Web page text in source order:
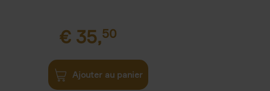
€ 35,50
Ajouter au panier